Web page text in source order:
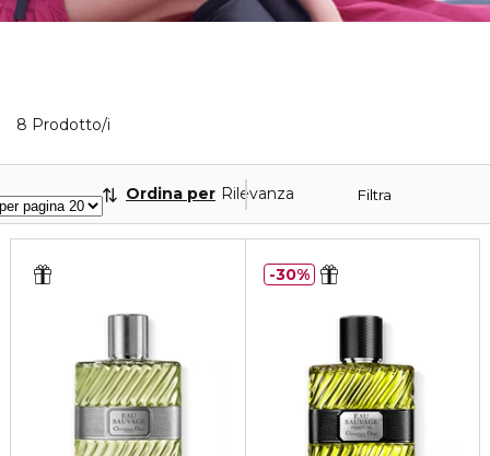
8 Prodotto/i
Filtra
Ordina per Rilevanza
30%